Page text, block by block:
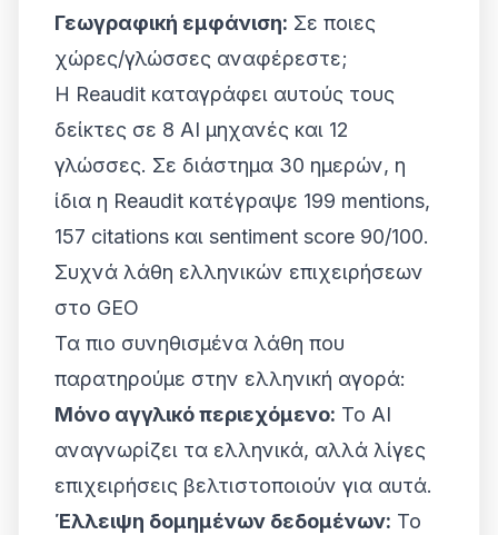
Γεωγραφική εμφάνιση: Σε ποιες
χώρες/γλώσσες αναφέρεστε;
Η Reaudit καταγράφει αυτούς τους
δείκτες σε 8 AI μηχανές και 12
γλώσσες. Σε διάστημα 30 ημερών, η
ίδια η Reaudit κατέγραψε 199 mentions,
157 citations και sentiment score 90/100.
Συχνά λάθη ελληνικών επιχειρήσεων
στο GEO
Τα πιο συνηθισμένα λάθη που
παρατηρούμε στην ελληνική αγορά:
Μόνο αγγλικό περιεχόμενο: Το AI
αναγνωρίζει τα ελληνικά, αλλά λίγες
επιχειρήσεις βελτιστοποιούν για αυτά.
Έλλειψη δομημένων δεδομένων: Το